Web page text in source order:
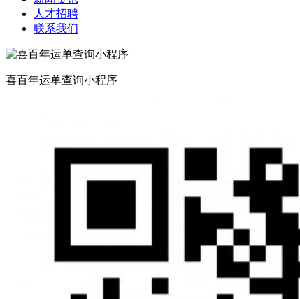
人才招聘
联系我们
喜百年运单查询小程序